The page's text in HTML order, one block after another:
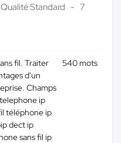
Qualité Standard
7
fil. Traiter
d'un
Champs
ip
téléphone ip
dect ip
sans fil ip
540 mots